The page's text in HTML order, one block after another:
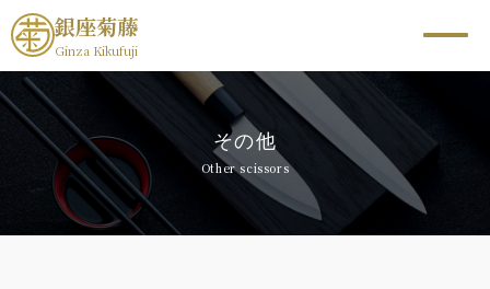
銀座菊藤
Ginza Kikufuji
その他
Other scissors